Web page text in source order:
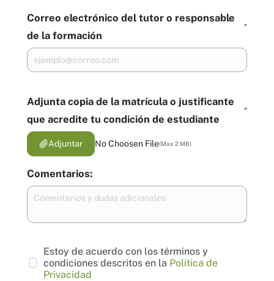
Correo electrónico del tutor o responsable
de la formación
*
Adjunta copia de la matrícula o justificante
que acredite tu condición de estudiante
*
Adjuntar No Choosen File(Max 2 MB)
Comentarios:
Estoy de acuerdo con los términos y
condiciones descritos en la Política de
Privacidad